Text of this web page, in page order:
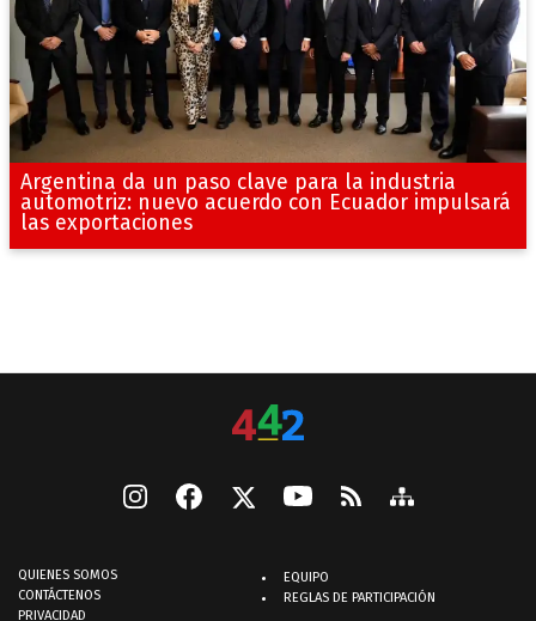
Argentina da un paso clave para la industria
automotriz: nuevo acuerdo con Ecuador impulsará
las exportaciones
QUIENES SOMOS
CONTÁCTENOS
PRIVACIDAD
EQUIPO
REGLAS DE PARTICIPACIÓN